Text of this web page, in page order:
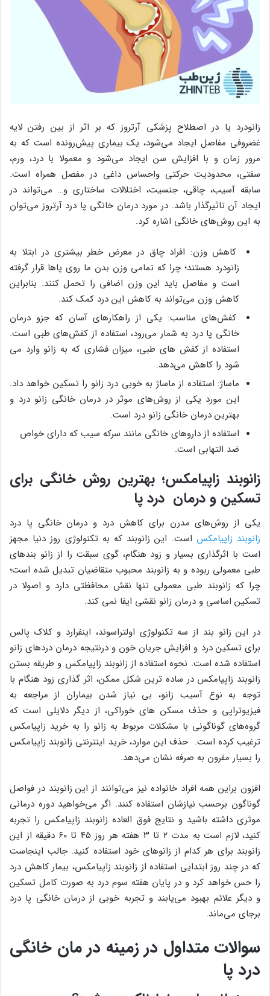
زانودرد یا در اصطلاح پزشکی آرتروز که بر اثر از بین رفتن لایه
غضروفی مفاصل ایجاد می‌شود، یک بیماری پیش‌رونده است که به
مرور زمان و با افزایش سن ایجاد می‌شود و معمولا با درد، ورم،
سفتی، محدودیت حرکتی واحساس داغی در مفصل همراه است.
سابقه آسیب، چاقی، جنسیت، اختلالات ساختاری و… می‌تواند در
ایجاد آن تاثیرگذار باشد. در مورد درمان خانگی پا درد آرتروز می‌توان
به این روش‌های خانگی اشاره کرد.
کاهش وزن: افراد چاق در معرض خطر بیشتری در ابتلا به
زانودرد هستند؛ چرا که تمامی وزن بدن ما روی پاها قرار گرفته
است و مفاصل باید این وزن اضافی را تحمل کنند. بنابراین
کاهش وزن می‌تواند به کاهش این درد کمک کند.
کفش‌های مناسب: یکی از راهکارهای آسان که جزو درمان
خانگی پا درد به شمار می‌رود، استفاده از کفش‌های طبی است.
استفاده از کفش های طبی، میزان فشاری که به زانو وارد می
شود را کاهش می‌دهد.
ماساژ: استفاده از ماساژ به خوبی درد زانو را تسکین خواهد داد.
این مورد یکی از روش‌های موثر در درمان خانگی زانو درد و
بهترین درمان خانگی زانو درد است.
استفاده از داروهای خانگی مانند سرکه سیب که دارای خواص
ضد التهابی است.
زانوبند زاپیامکس؛ بهترین روش خانگی برای
تسکین و درمان درد پا
یکی از روش‌های مدرن برای کاهش درد و درمان خانگی پا درد
زانوبند زاپیامکس است. این زانوبند که به تکنولوژی روز دنیا مجهز
است با اثرگذاری بسیار و زود هنگام، گوی سبقت را از زانو بندهای
طبی معمولی ربوده و به زانوبند محبوب متقاضیان تبدیل شده است؛
چرا که زانوبند طبی معمولی تنها نقش محافظتی دارد و اصولا در
تسکین اساسی و درمان زانو نقشی ایفا نمی کند.
در این زانو بند از سه تکنولوژی اولتراسوند، اینفرارد و کلاک پالس
برای تسکین درد و افزایش جریان خون و درنتیجه درمان دردهای زانو
استفاده شده است. نحوه استفاده از زانوبند زاپیامکس و طریقه بستن
زانوبند زاپیامکس در ساده ترین شکل ممکن، اثر گذاری زود هنگام با
توجه به نوع آسیب زانو، بی نیاز شدن بیماران از مراجعه به
فیزیو‌تراپی و حذف مسکن های خوراکی، از دیگر دلایلی است که
گروه‌های گوناگونی با مشکلات مربوط به زانو را به خرید زاپیامکس
ترغیب کرده است. حذف این موارد، خرید اینترنتی زانوبند زاپیامکس
را بسیار مقرون به صرفه نشان می‌دهد.
افزون براین همه افراد خانواده نیز می‌توانند از این زانوبند در فواصل
گوناگون برحسب نیازشان استفاده کنند. اگر می‌خواهید دوره درمانی
موثری داشته باشید و نتایج فوق العاده زانوبند زاپیامکس را تجربه
کنید، لازم است به مدت ۲ تا ۳ هفته هر روز ۴۵ تا ۶۰ دقیقه از این
زانوبند برای هر کدام از زانوهای خود استفاده کنید. جالب اینجاست
که در چند روز ابتدایی استفاده از زانوبند زاپیامکس، بیمار کاهش درد
را حس خواهد کرد و در پایان هفته سوم درد به صورت کامل تسکین
و دیگر علائم بهبود می‌یابند و تجربه خوبی از درمان خانگی پا درد
برجای می‌ماند.
سوالات متداول در زمینه در مان خانگی
درد پا